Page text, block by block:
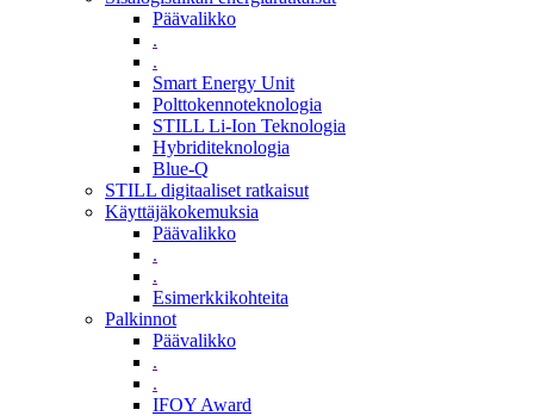
Päävalikko
.
.
Smart Energy Unit
Polttokennoteknologia
STILL Li-Ion Teknologia
Hybriditeknologia
Blue-Q
STILL digitaaliset ratkaisut
Käyttäjäkokemuksia
Päävalikko
.
.
Esimerkkikohteita
Palkinnot
Päävalikko
.
.
IFOY Award